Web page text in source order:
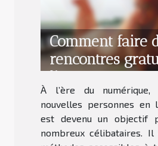
Comment faire
rencontres
ligne sans
À l’ère du numérique,
nouvelles personnes en
est devenu un objectif
nombreux célibataires. Il